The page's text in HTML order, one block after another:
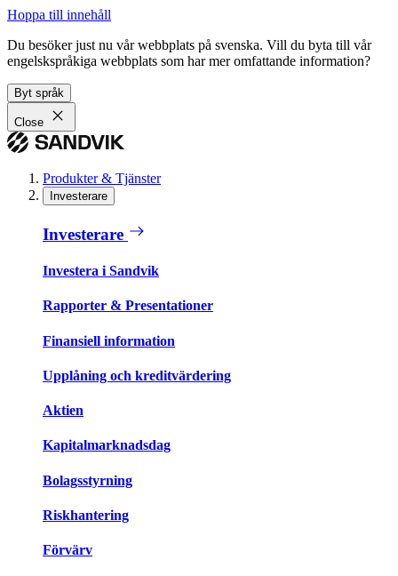
Hoppa till innehåll
Du besöker just nu vår webbplats på svenska. Vill du byta till vår
engelskspråkiga webbplats som har mer omfattande information?
Byt språk
Close
Produkter & Tjänster
Investerare
Investerare
Investera i Sandvik
Rapporter & Presentationer
Finansiell information
Upplåning och kreditvärdering
Aktien
Kapitalmarknadsdag
Bolagsstyrning
Riskhantering
Förvärv